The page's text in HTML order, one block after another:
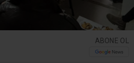
ABONE OL